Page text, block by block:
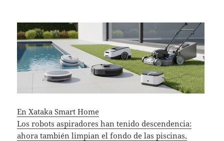
En Xataka Smart Home
Los robots aspiradores han tenido descendencia:
ahora también limpian el fondo de las piscinas,